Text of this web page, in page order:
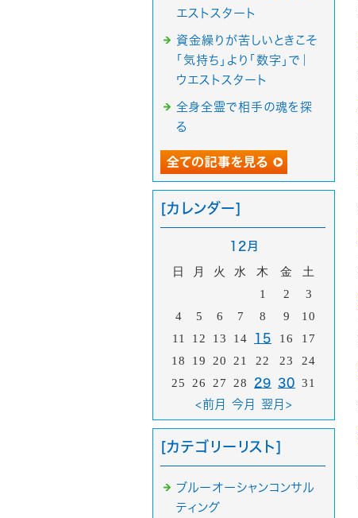
エストスタート
資金繰りが苦しいときこそ
「気持ち」より「数字」で｜
ウエストスタート
全身全霊で相手の魂を探
る
[カレンダー]
12月
日 月 火 水 木 金
土
1
2
3
4
5 6 7 8 9
10
11
12 13 14 15 16
17
18
19 20 21 22 23
24
25
26 27 28 29 30 31
<前月 今月 翌月>
[カテゴリーリスト]
ブルーオーシャンコンサル
ティング